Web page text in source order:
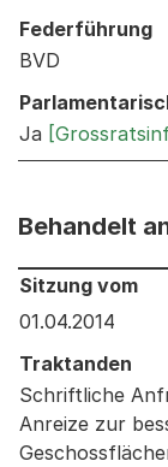
Federführung
BVD
Ja
Behandelt
Behandelt an
Sitzung vom
01.04.2014
Traktanden
Schriftliche
Anreize zur